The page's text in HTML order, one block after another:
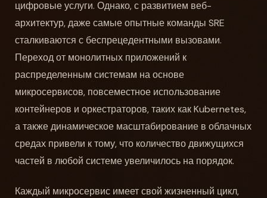
цифровые услуги. Однако, с развитием веб-
архитектур, даже самые опытные команды SRE
сталкиваются с беспрецедентными вызовами.
Переход от монолитных приложений к
распределенным системам на основе
микросервисов, повсеместное использование
контейнеров и оркестраторов, таких как Kubernetes,
а также динамическое масштабирование в облачных
средах привели к тому, что количество движущихся
частей в любой системе увеличилось на порядок.
Каждый микросервис имеет свой жизненный цикл,